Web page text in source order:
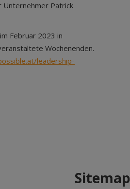
Unternehmer Patrick
Februar 2023 in
Wochenenden.
leadership-
Sitemap